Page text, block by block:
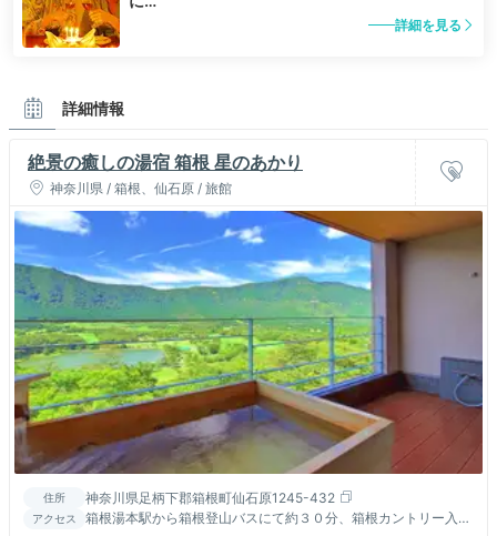
詳細を見る
詳細情報
絶景の癒しの湯宿 箱根 星のあかり
神奈川県 / 箱根、仙石原 / 旅館
住所 神奈川県足柄下郡箱根町仙石原1245-432
アクセス
箱根湯本駅から箱根登山バスにて約３０分、箱根カントリー入口